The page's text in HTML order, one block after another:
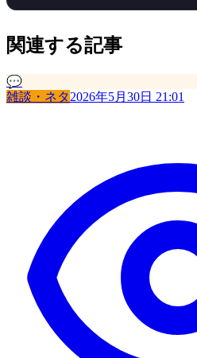
関連する記事
💬
雑談・ネタ2026年5月30日 21:01